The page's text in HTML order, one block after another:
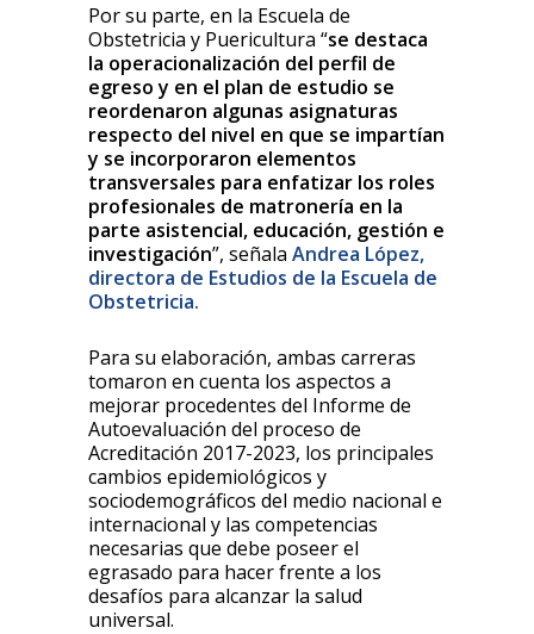
Por su parte, en la Escuela de
Obstetricia y Puericultura “se destaca
la operacionalización del perfil de
egreso y en el plan de estudio se
reordenaron algunas asignaturas
respecto del nivel en que se impartían
y se incorporaron elementos
transversales para enfatizar los roles
profesionales de matronería en la
parte asistencial, educación, gestión e
investigación”, señala Andrea López,
directora de Estudios de la Escuela de
Obstetricia.
Para su elaboración, ambas carreras
tomaron en cuenta los aspectos a
mejorar procedentes del Informe de
Autoevaluación del proceso de
Acreditación 2017-2023, los principales
cambios epidemiológicos y
sociodemográficos del medio nacional e
internacional y las competencias
necesarias que debe poseer el
egrasado para hacer frente a los
desafíos para alcanzar la salud
universal.